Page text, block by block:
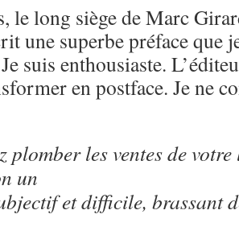
le long siège de Marc
une superbe préface que
suis enthousiaste.
en postface. Je ne
plomber les ventes de
un
et difficile, brassant